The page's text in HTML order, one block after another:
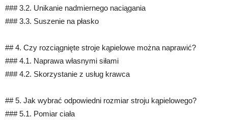
### 3.2. Unikanie nadmiernego naciągania
### 3.3. Suszenie na płasko
## 4. Czy rozciągnięte stroje kąpielowe można naprawić?
### 4.1. Naprawa własnymi siłami
### 4.2. Skorzystanie z usług krawca
## 5. Jak wybrać odpowiedni rozmiar stroju kąpielowego?
### 5.1. Pomiar ciała